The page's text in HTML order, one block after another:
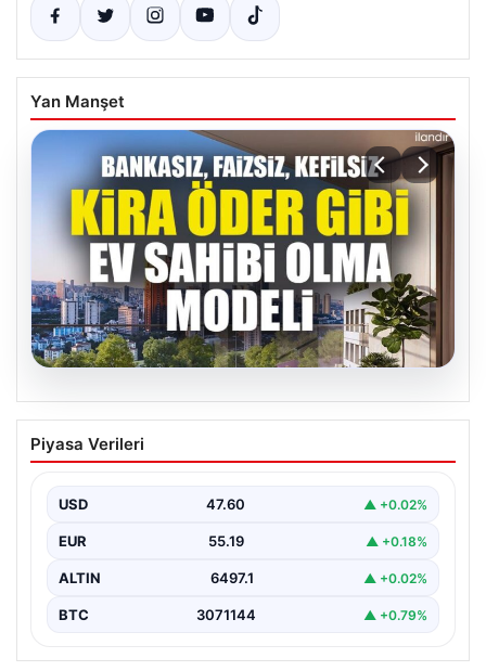
Yan Manşet
05.08.2026
DAP Yapı’dan Yenilikçi Bir Adım: Emlak
Konut Güvencesiyle Kendi Kendini
Hayata Geçiyor
Gayrimenkul sektöründe prestijli ve yenilikçi
projeleriyle tanınan DAP Gayrimenkul Geliştirme, dikkat
çekici bir adım…
Piyasa Verileri
USD 47.60 ▲ +0.02%
EUR 55.19 ▲ +0.18%
ALTIN 6497.1 ▲ +0.02%
BTC 3071144 ▲ +0.79%